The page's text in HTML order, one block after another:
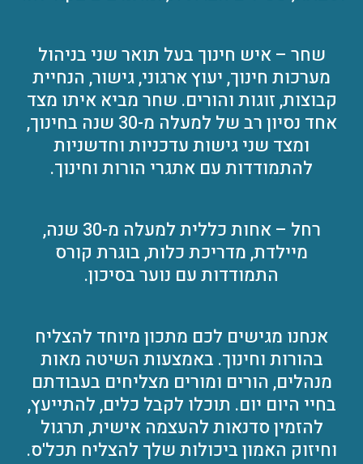
שחר – איש חינוך בעל תואר שני בניהול
מערכות חינוך, יעוץ ארגוני, גישור, הנחיית
קבוצות, זוגות והורים. שחר מביא איתו מצד
אחד נסיון רב של למעלה מ-30 שנה בחינוך,
ומצד שני גישות עדכניות וחדשניות
להתמודדות עם אתגרי הורות וחינוך.
רחל – אחות כללית למעלה מ-30 שנה,
מיילדת, מדריכת כלות, בוגרת קורס
התמודדות עם נוער בסיכון.
אנחנו מגישים לכם מתכון מיוחד להצליח
בהורות וחינוך. באמצעות השיטה מאות
מנהלים, הורים ומורים מצליחים בעבודתם
בחיי היום יום. תוכלו לקבל כלים, להתייעץ,
להזמין סדנאות להעצמה אישית, תרגול
וחיזוק האמון ביכולות שלך להצליח תכל'ס.